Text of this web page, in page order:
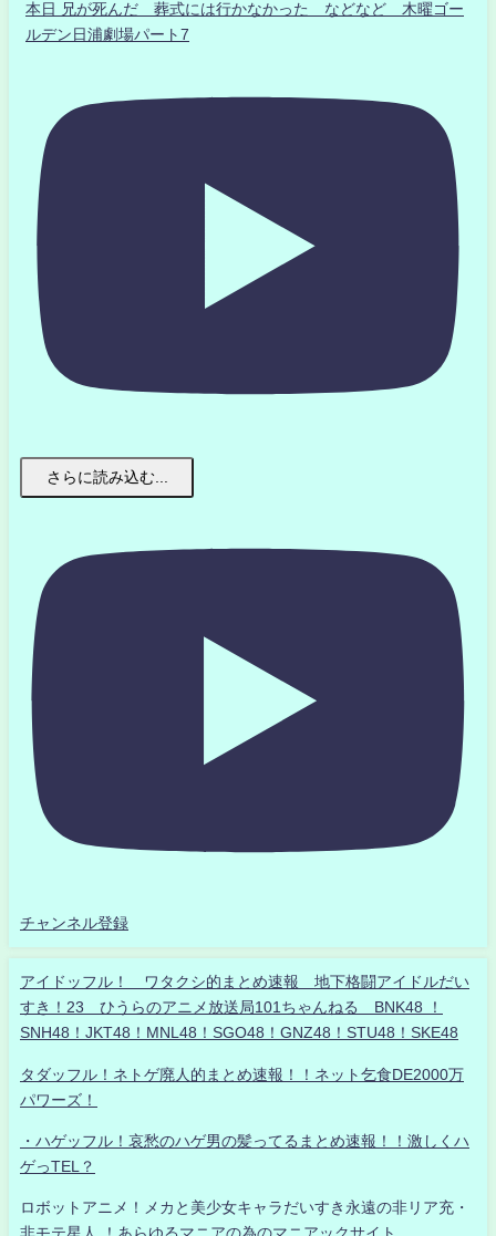
本日 兄が死んだ 葬式には行かなかった などなど 木曜ゴー
ルデン日浦劇場パート7
さらに読み込む...
チャンネル登録
アイドッフル！ ワタクシ的まとめ速報 地下格闘アイドルだい
すき！23 ひうらのアニメ放送局101ちゃんねる BNK48 ！
SNH48！JKT48！MNL48！SGO48！GNZ48！STU48！SKE48
タダッフル！ネトゲ廃人的まとめ速報！！ネット乞食DE2000万
パワーズ！
・ハゲッフル！哀愁のハゲ男の髪ってるまとめ速報！！激しくハ
ゲっTEL？
ロボットアニメ！メカと美少女キャラだいすき永遠の非リア充・